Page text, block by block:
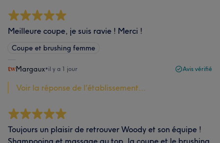
Meilleure coupe, je suis ravie ! Merci !
Coupe et brushing femme
Margaux•il y a 1 jour Avis vérifié
Voir la réponse de l'établissement...
Toujours un plaisir de retrouver Woody et son équipe !
Shampooing et massage au top, la coupe et le brushing